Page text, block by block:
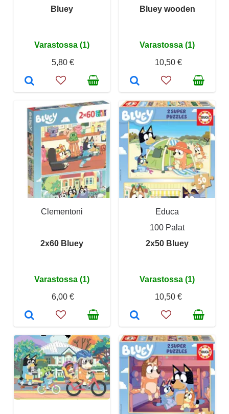
Bluey
Varastossa (1)
5,80 €
Bluey wooden
Varastossa (1)
10,50 €
Clementoni
2x60 Bluey
Varastossa (1)
6,00 €
Educa
100 Palat
2x50 Bluey
Varastossa (1)
10,50 €